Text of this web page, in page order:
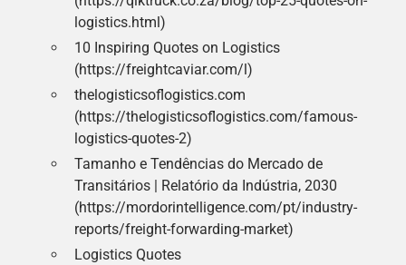
logistics.html)
10 Inspiring Quotes on Logistics
(https://freightcaviar.com/l)
thelogisticsoflogistics.com
(https://thelogisticsoflogistics.com/famous-
logistics-quotes-2)
Tamanho e Tendências do Mercado de
Transitários | Relatório da Indústria, 2030
(https://mordorintelligence.com/pt/industry-
reports/freight-forwarding-market)
Logistics Quotes